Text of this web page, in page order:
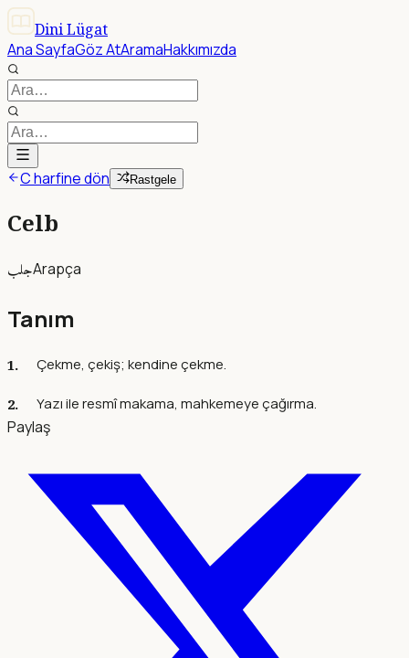
Dini Lügat
Ana SayfaGöz AtAramaHakkımızda
C harfine dön Rastgele
Celb
جلبArapça
Tanım
Çekme, çekiş; kendine çekme.
Yazı ile resmî makama, mahkemeye çağırma.
Paylaş